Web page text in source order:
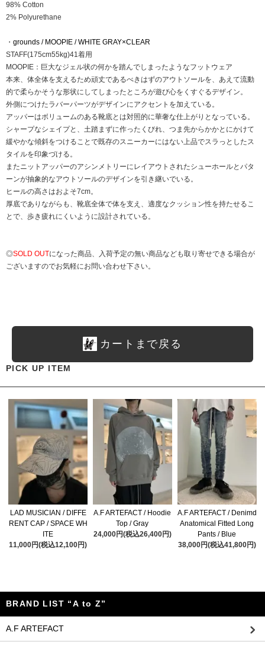
98% Cotton
2% Polyurethane
・ grounds / MOOPIE / WHITE GRAY×CLEAR
STAFF(175cm55kg)41着用
MOOPIE：巨大なジェル状の何かを踏んでしまったようなフットウェア
本来、体全体を支えるため頑丈であるべきはずのアウトソールを、あえて流動
的で柔らかそうな形状にしてしまったところが遊び心をくすぐるデザイン。
外側につけたラバーパーツがデザインにアクセントを加えている。
アッパーはボリュームのある靴底とは対照的に華奢な仕上がりとなっている。
シャープなシェイプと、土踏まずに作ったくびれ、つま先からかかとにかけて
緩やかな傾斜をつけることで既存のスニーカーにはない上品でスラっとしたス
タイルを印象づける。
またニットアッパーのアシンメトリーにレイアウトされたシューホールとパタ
ーンが抽象的なアウトソールのデザインを引き継いでいる。
ヒールの高さはおよそ7cm。
厚底でありながらも、靴底全体で体を支え、適度なクッション性を持たせるこ
とで、歩き疲れにくいように設計されている。
◎SOLD OUTになった商品、入荷予定の無い商品なども取り寄せできる場合が
ございますのでお気軽にお問い合わせ下さい。
カートまで戻る
PICK UP ITEM
LAD MUSICIAN / DIFFE
RENT CAP / SPACE WH
ITE
11,000円(税込12,100円)
A.F ARTEFACT / Hoodie
Top / Gray
24,000円(税込26,400円)
A.F ARTEFACT / Denimd
Anatomical Fitted Long
Pants / Blue
38,000円(税込41,800円)
BRAND LIST “A to Z”
A.F ARTEFACT